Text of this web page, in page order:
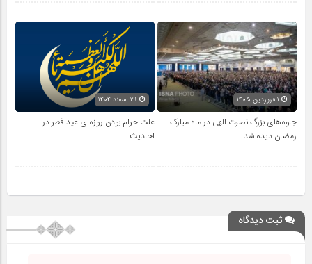
جلوه‌های بزرگ نصرت الهی در ماه مبارک
رمضان دیده شد
علت حرام بودن روزه ی عید فطر در
احادیث
ثبت دیدگاه